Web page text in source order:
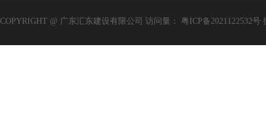
COPYRIGHT @ 广东汇东建设有限公司 访问量： 粤ICP备2021122532号